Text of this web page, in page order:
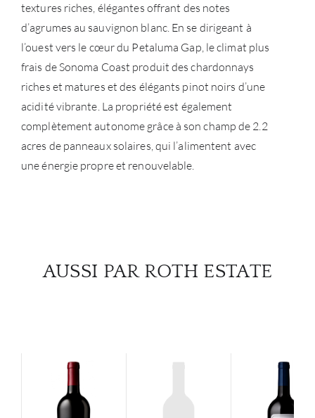
textures riches, élégantes offrant des notes
d’agrumes au sauvignon blanc. En se dirigeant à
l’ouest vers le cœur du Petaluma Gap, le climat plus
frais de Sonoma Coast produit des chardonnays
riches et matures et des élégants pinot noirs d’une
acidité vibrante. La propriété est également
complètement autonome grâce à son champ de 2.2
acres de panneaux solaires, qui l’alimentent avec
une énergie propre et renouvelable.
AUSSI PAR ROTH ESTATE